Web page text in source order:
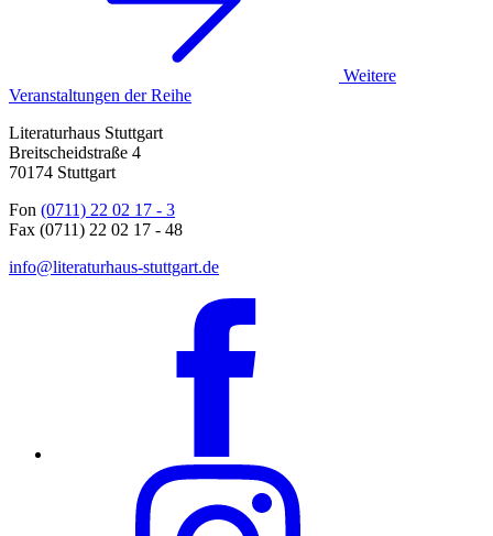
Weitere
Veranstaltungen der Reihe
Literaturhaus Stuttgart
Breitscheidstraße 4
70174 Stuttgart
Fon (0711) 22 02 17 - 3
Fax (0711) 22 02 17 - 48
info@literaturhaus-stuttgart.de